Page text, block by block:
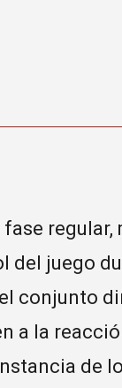
fase
del juego
conjunto
a la
de